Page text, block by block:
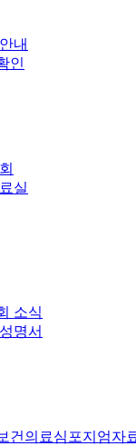
내
인
실
소식
명서
건의료심포지엄자